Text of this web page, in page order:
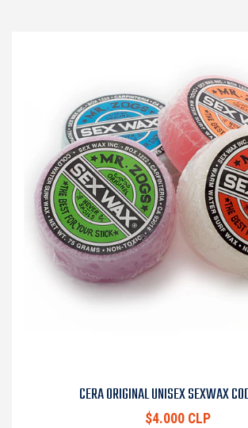
CERA ORIGINAL UNISEX SEXWAX
$4.000 CLP